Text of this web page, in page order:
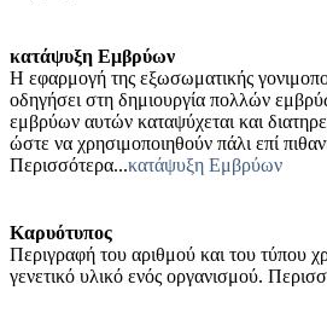
κατάψυξη Εμβρύων
Η εφαρμογή της εξωσωματικής
οδηγήσει στη δημιουργία πολλών
εμβρύων αυτών καταψύχεται και
ώστε να χρησιμοποιηθούν πάλι επί
Περισσότερα...κατάψυξη Εμβρύων
Καρυότυπος
Περιγραφή του αριθμού και του τύπου
γενετικό υλικό ενός οργανισμού.